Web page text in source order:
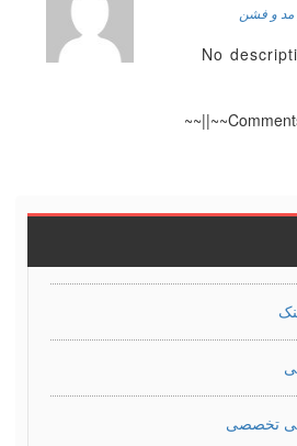
مد و فشن
No
تخصصی